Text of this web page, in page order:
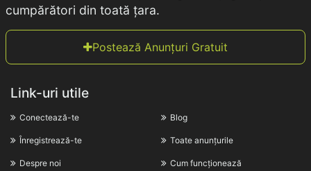
cumpărători din toată țara.
Postează Anunțuri Gratuit
Link-uri utile
Conectează-te
Înregistrează-te
Despre noi
Blog
Toate anunțurile
Cum funcționează